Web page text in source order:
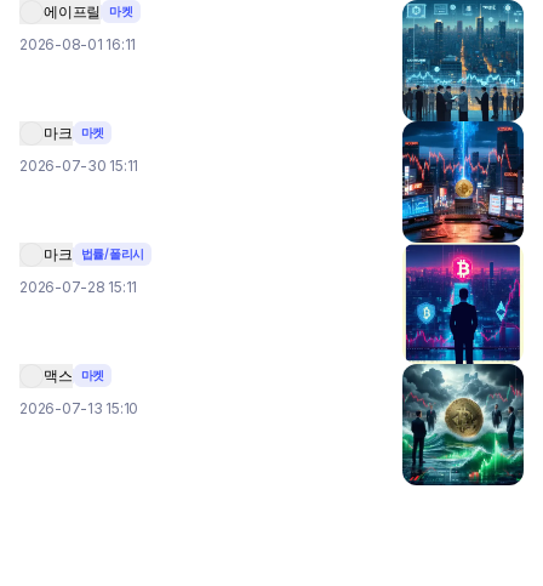
에이프릴 마켓
2026-08-01 16:11
마크 마켓
2026-07-30 15:11
마크 법률/폴리시
2026-07-28 15:11
맥스 마켓
2026-07-13 15:10